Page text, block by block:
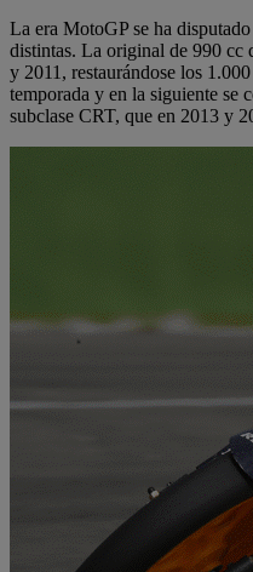
La era MotoGP se ha
distintas. La original de 990 cc
y 2011, restaurándose los
temporada y en la siguiente se
subclase CRT, que en 2013 y